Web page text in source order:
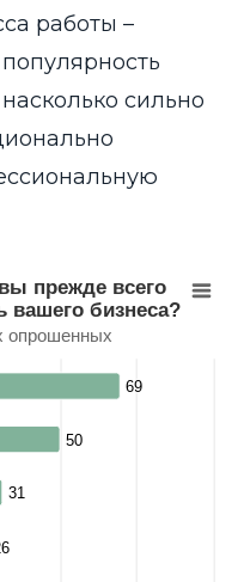
работы –
сильно
вы прежде всего
categories.
values. Range: 0 to 100.
прежде всего
вашего бизнеса?
опрошенных
69
69
50
50
31
31